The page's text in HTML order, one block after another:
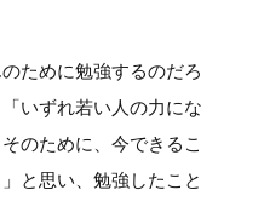
ために勉強するのだろ
いずれ若い人の力にな
のために、今できるこ
と思い、勉強したこと